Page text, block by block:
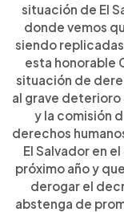
situación de El
donde vemos
siendo
esta honorable
situación de
al grave
y la comisión
derechos
El Salvador en
próximo año y
derogar el
abstenga de